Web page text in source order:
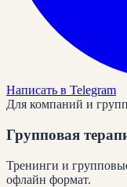
Написать в Telegram
Для компаний и групп
Групповая
Тренинги и
офлайн формат.